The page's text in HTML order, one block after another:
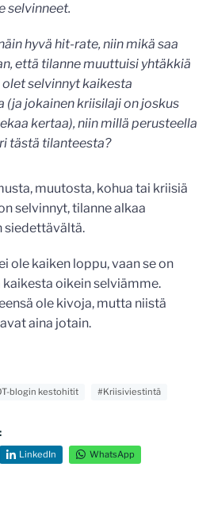
selvinneet.
hyvä hit-rate, niin mikä saa
että tilanne muuttuisi yhtäkkiä
olet selvinnyt kaikesta
(ja jokainen kriisilaji on joskus
kertaa), niin millä perusteella
tästä tilanteesta?
muutosta, kohua tai kriisiä
selvinnyt, tilanne alkaa
siedettävältä.
ole kaiken loppu, vaan se on
oikein selviämme.
ole kivoja, mutta niistä
aina jotain.
blogin kestohitit #Kriisiviestintä
LinkedIn WhatsApp